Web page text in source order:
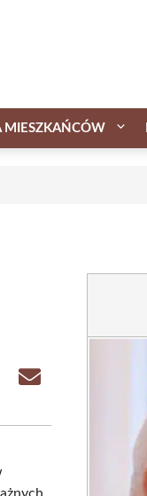
MIESZKAŃCÓW
Share